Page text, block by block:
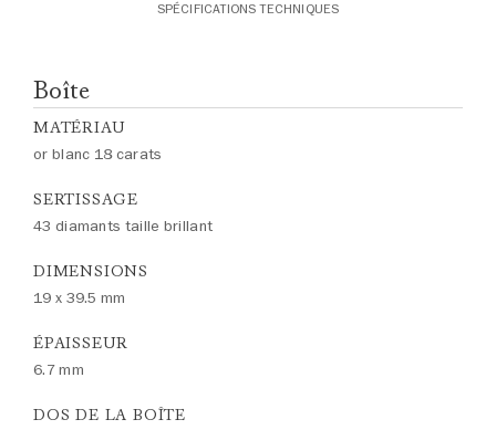
SPÉCIFICATIONS TECHNIQUES
Boîte
MATÉRIAU
or blanc 18 carats
SERTISSAGE
43 diamants taille brillant
DIMENSIONS
19 x 39.5 mm
ÉPAISSEUR
6.7 mm
DOS DE LA BOÎTE